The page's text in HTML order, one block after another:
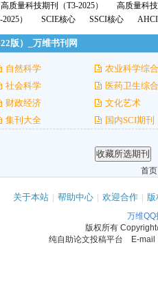
高质量科技期刊（T3-2025）
高质量科
）
SCIE核心 SSCI核心
版）_万维书刊网
自然科学
农业科学综合
社会科学
医药卫生综合
财政经济
文化艺术
集刊大全 国内SCI期刊
首
关于本站 | 帮助中心 | 欢迎合作 |
万维
版权所有
纯自助论文投稿平台 E-mail